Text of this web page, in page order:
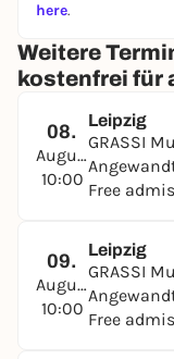
here.
Weitere
kostenfrei für
08.
August
10:00
Leipzig
GRASSI
Free
09.
August
10:00
Leipzig
GRASSI
Free